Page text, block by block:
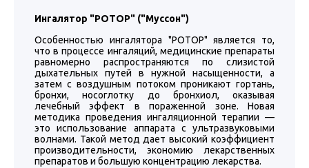
Ингалятор "РОТОР" ("Муссон")
Особенностью ингалятора "РОТОР" является то,
что в процессе ингаляций, медицинские препараты
равномерно распространяются по слизистой
дыхательных путей в нужной насыщенности, а
затем с воздушным потоком проникают гортань,
бронхи, носоглотку до бронхиол, оказывая
лечебный эффект в пораженной зоне. Новая
методика проведения ингаляционной терапии —
это использование аппарата с ультразвуковыми
волнами. Такой метод дает высокий коэффициент
производительности, экономию лекарственных
препаратов и большую концентрацию лекарства.